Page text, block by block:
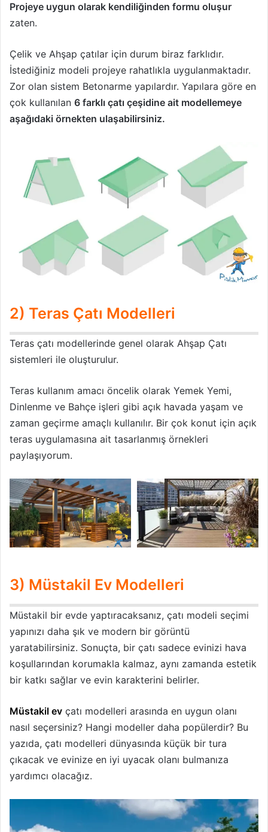
Projeye uygun olarak kendiliğinden formu oluşur
zaten.
Çelik ve Ahşap çatılar için durum biraz farklıdır.
İstediğiniz modeli projeye rahatlıkla uygulanmaktadır.
Zor olan sistem Betonarme yapılardır. Yapılara göre en
çok kullanılan 6 farklı çatı çeşidine ait modellemeye
aşağıdaki örnekten ulaşabilirsiniz.
2) Teras Çatı Modelleri
Teras çatı modellerinde genel olarak Ahşap Çatı
sistemleri ile oluşturulur.
Teras kullanım amacı öncelik olarak Yemek Yemi,
Dinlenme ve Bahçe işleri gibi açık havada yaşam ve
zaman geçirme amaçlı kullanılır. Bir çok konut için açık
teras uygulamasına ait tasarlanmış örnekleri
paylaşıyorum.
3) Müstakil Ev Modelleri
Müstakil bir evde yaptıracaksanız, çatı modeli seçimi
yapınızı daha şık ve modern bir görüntü
yaratabilirsiniz. Sonuçta, bir çatı sadece evinizi hava
koşullarından korumakla kalmaz, aynı zamanda estetik
bir katkı sağlar ve evin karakterini belirler.
Müstakil ev çatı modelleri arasında en uygun olanı
nasıl seçersiniz? Hangi modeller daha popülerdir? Bu
yazıda, çatı modelleri dünyasında küçük bir tura
çıkacak ve evinize en iyi uyacak olanı bulmanıza
yardımcı olacağız.